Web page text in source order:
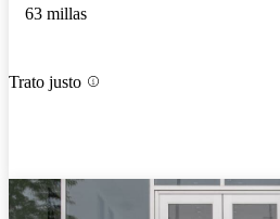
63 millas
Trato justo